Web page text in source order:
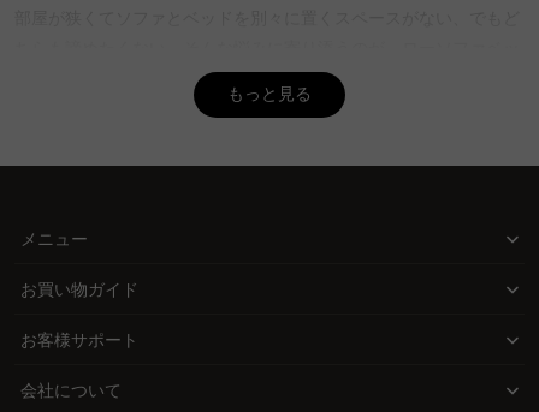
Q. ローソファベッドの通気性はどのように確保できます
気性の良い素材を使用した製品を選ぶと良いでしょう。CAGUUUで
りますか？
タイプなどがあります。座面引き出し式は、ベッドにした時にフラ
「MyCoordi」を利用すれば、部屋のスタイルやスペースに合わせ
ドの存在。低い座面がもたらす開放感と、ベッドへの簡単な変形
で、限られた空間を最大限に活用できます。
もたれを倒すタイプなど多様な変形スタイルを取り揃え、どんな部
屋にもぴったりフィットする選択肢を提供します。
高品質とデザイン性の絶妙なバランス
多彩なデザインスタイルが、部屋におしゃれで洗練された雰囲気を
もっと見る
メニュー
お買い物ガイド
お客様サポート
会社について